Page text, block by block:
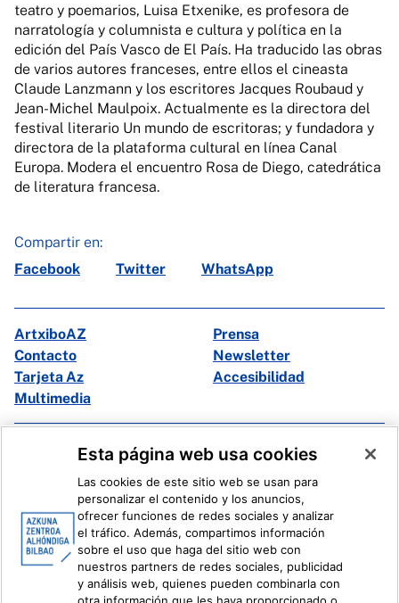
teatro y poemarios, Luisa Etxenike, es profesora de
narratología y columnista e cultura y política en la
edición del País Vasco de El País. Ha traducido las obras
de varios autores franceses, entre ellos el cineasta
Claude Lanzmann y los escritores Jacques Roubaud y
Jean-Michel Maulpoix. Actualmente es la directora del
festival literario Un mundo de escritoras; y fundadora y
directora de la plataforma cultural en línea Canal
Europa. Modera el encuentro Rosa de Diego, catedrática
de literatura francesa.
Compartir en:
Facebook
Twitter WhatsApp
ArtxiboAZ
Prensa
Contacto
Newsletter
Tarjeta Az
Accesibilidad
Multimedia
Facebook
X
Ivoox
Información legal Sistema Interno de Información
Esta página web usa cookies
Las cookies de este sitio web se usan para
personalizar el contenido y los anuncios,
ofrecer funciones de redes sociales y analizar
el tráfico. Además, compartimos información
sobre el uso que haga del sitio web con
nuestros partners de redes sociales, publicidad
y análisis web, quienes pueden combinarla con